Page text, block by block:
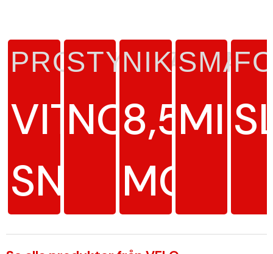
PRODUKTTYP
VITT
SNUS
STYRKA
NORMAL
8,5
MG/G
SMAK